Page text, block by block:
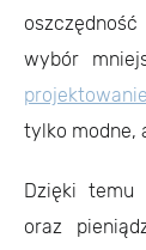
wybór
tylko modne,
Dzięki temu
oraz